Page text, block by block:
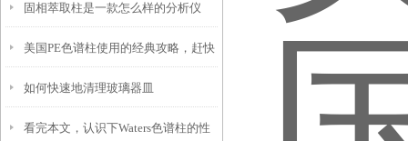
后要做好的维护工作
固相萃取柱是一款怎么样的分析仪
器？
美国PE色谱柱使用的经典攻略，赶快
收藏！
如何快速地清理玻璃器皿
看完本文，认识下Waters色谱柱的性